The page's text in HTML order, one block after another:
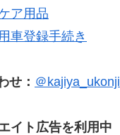
ア用 品
車登録手続き
せ： ＠kajiya_ukonji
イト広告を利用中